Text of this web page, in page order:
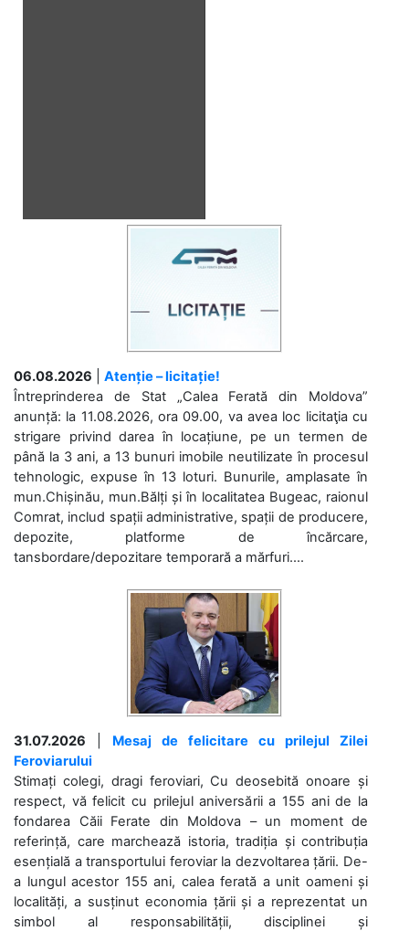
06.08.2026
Atenție – licitație!
Întreprinderea de Stat „Calea Ferată din Moldova”
anunță: la 11.08.2026, ora 09.00, va avea loc licitaţia cu
strigare privind darea în locațiune, pe un termen de
până la 3 ani, a 13 bunuri imobile neutilizate în procesul
tehnologic, expuse în 13 loturi. Bunurile, amplasate în
mun.Chișinău, mun.Bălți și în localitatea Bugeac, raionul
Comrat, includ spații administrative, spații de producere,
depozite, platforme de încărcare,
tansbordare/depozitare temporară a mărfuri....
31.07.2026
Mesaj de felicitare cu prilejul Zilei
Feroviarului
Stimați colegi, dragi feroviari, Cu deosebită onoare și
respect, vă felicit cu prilejul aniversării a 155 ani de la
fondarea Căii Ferate din Moldova – un moment de
referință, care marchează istoria, tradiția și contribuția
esențială a transportului feroviar la dezvoltarea țării. De-
a lungul acestor 155 ani, calea ferată a unit oameni și
localități, a susținut economia țării și a reprezentat un
simbol al responsabilității, disciplinei și